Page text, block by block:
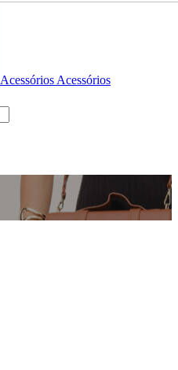
Acessórios Acessórios